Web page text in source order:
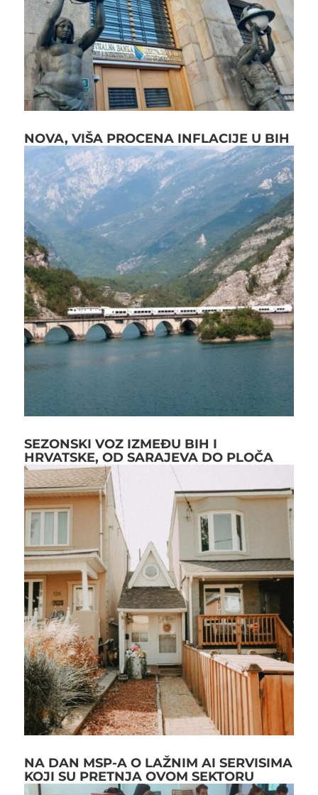
NOVA, VIŠA PROCENA INFLACIJE U BIH
SEZONSKI VOZ IZMEĐU BIH I
HRVATSKE, OD SARAJEVA DO PLOČA
NA DAN MSP-A O LAŽNIM AI SERVISIMA
KOJI SU PRETNJA OVOM SEKTORU